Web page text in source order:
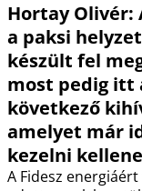
Hortay Olivér:
a paksi
készült fel
most pedig itt
következő
amelyet már
kezelni kellene
A Fidesz